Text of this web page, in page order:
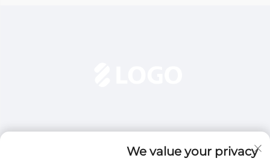
We value your privacy